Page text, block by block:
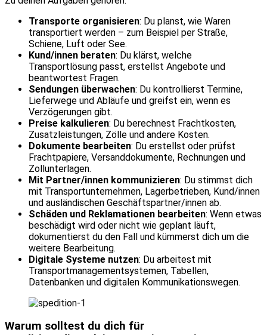
Transporte organisieren: Du planst, wie Waren
transportiert werden – zum Beispiel per Straße,
Schiene, Luft oder See.
Kund/innen beraten: Du klärst, welche
Transportlösung passt, erstellst Angebote und
beantwortest Fragen.
Sendungen überwachen: Du kontrollierst Termine,
Lieferwege und Abläufe und greifst ein, wenn es
Verzögerungen gibt.
Preise kalkulieren: Du berechnest Frachtkosten,
Zusatzleistungen, Zölle und andere Kosten.
Dokumente bearbeiten: Du erstellst oder prüfst
Frachtpapiere, Versanddokumente, Rechnungen und
Zollunterlagen.
Mit Partner/innen kommunizieren: Du stimmst dich
mit Transportunternehmen, Lagerbetrieben, Kund/innen
und ausländischen Geschäftspartner/innen ab.
Schäden und Reklamationen bearbeiten: Wenn etwas
beschädigt wird oder nicht wie geplant läuft,
dokumentierst du den Fall und kümmerst dich um die
weitere Bearbeitung.
Digitale Systeme nutzen: Du arbeitest mit
Transportmanagementsystemen, Tabellen,
Datenbanken und digitalen Kommunikationswegen.
Warum solltest du dich für